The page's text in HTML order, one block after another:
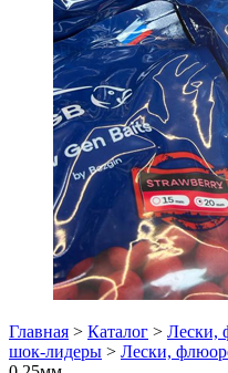
Главная > Каталог > Лески,
шок-лидеры > Лески,